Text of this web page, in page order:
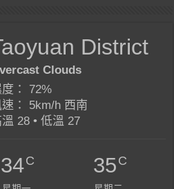
District
Clouds
度： 72%
速： 5km/h 西南
溫 28 • 低溫 27
34C 35C